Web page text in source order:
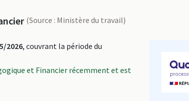
(Source : Ministère du travail)
2026, couvrant la période du
et Financier récemment et est